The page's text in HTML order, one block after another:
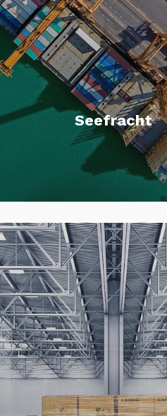
Seefracht